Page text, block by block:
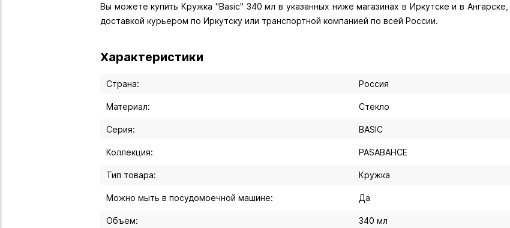
Вы можете купить Кружка "Basic" 340 мл в указанных ниже магазинах в Иркутске и в
доставкой курьером по Иркутску или транспортной компанией по всей России.
Характеристики
Страна: Россия
Материал: Стекло
Серия: BASIC
Коллекция: PASABAHCE
Тип товара: Кружка
Можно мыть в посудомоечной машине: Да
Объем: 340 мл